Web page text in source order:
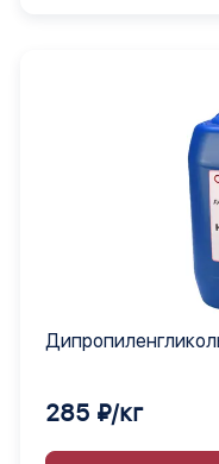
285 ₽/кг